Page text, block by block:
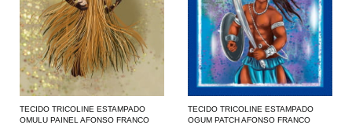
TECIDO TRICOLINE ESTAMPADO
OMULU PAINEL AFONSO FRANCO
TECIDO TRICOLINE ESTAMPADO
OGUM PATCH AFONSO FRANCO